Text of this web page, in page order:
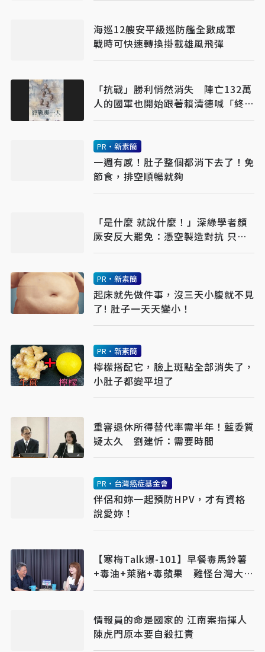
海巡12艘安平級巡防艦全數成軍
戰時可快速轉換掛載雄風飛彈
「抗戰」勝利悄然消失 陣亡132萬
人的國軍也開始跟著賴清德喊「終
戰」了
PR・新素簡
一週有感！肚子整個都消下去了！免
節食，排空順暢就夠
「是什麼 就說什麼！」深綠學者顏
厥安反大罷免：憑空製造對抗 只會
反噬國安
PR・新素簡
起床就先做件事，沒三天小腹就不見
了! 肚子一天天變小！
PR・新素簡
檸檬搭配它，臉上斑點全部消失了，
小肚子都變平坦了
重審退休所得替代率需半年！藍委質
疑太久 劉建忻：需要時間
PR・台灣癌症基金會
伴侶和妳一起預防HPV，才有資格
說愛妳！
【寒梅Talk爆-101】早餐毒馬鈴薯
+毒油+萊豬+毒蘋果 難怪台灣大腸
癌發病率是大陸一倍以上
情報員的命是國家的 江南案指揮人
陳虎門原本要自殺扛責